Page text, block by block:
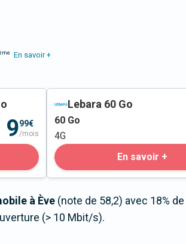
En savoir +
999€
/mois
Lebara 60 Go
60 Go
4G
En savoir +
à Ève (note de 58,2) avec 18%
(> 10 Mbit/s).